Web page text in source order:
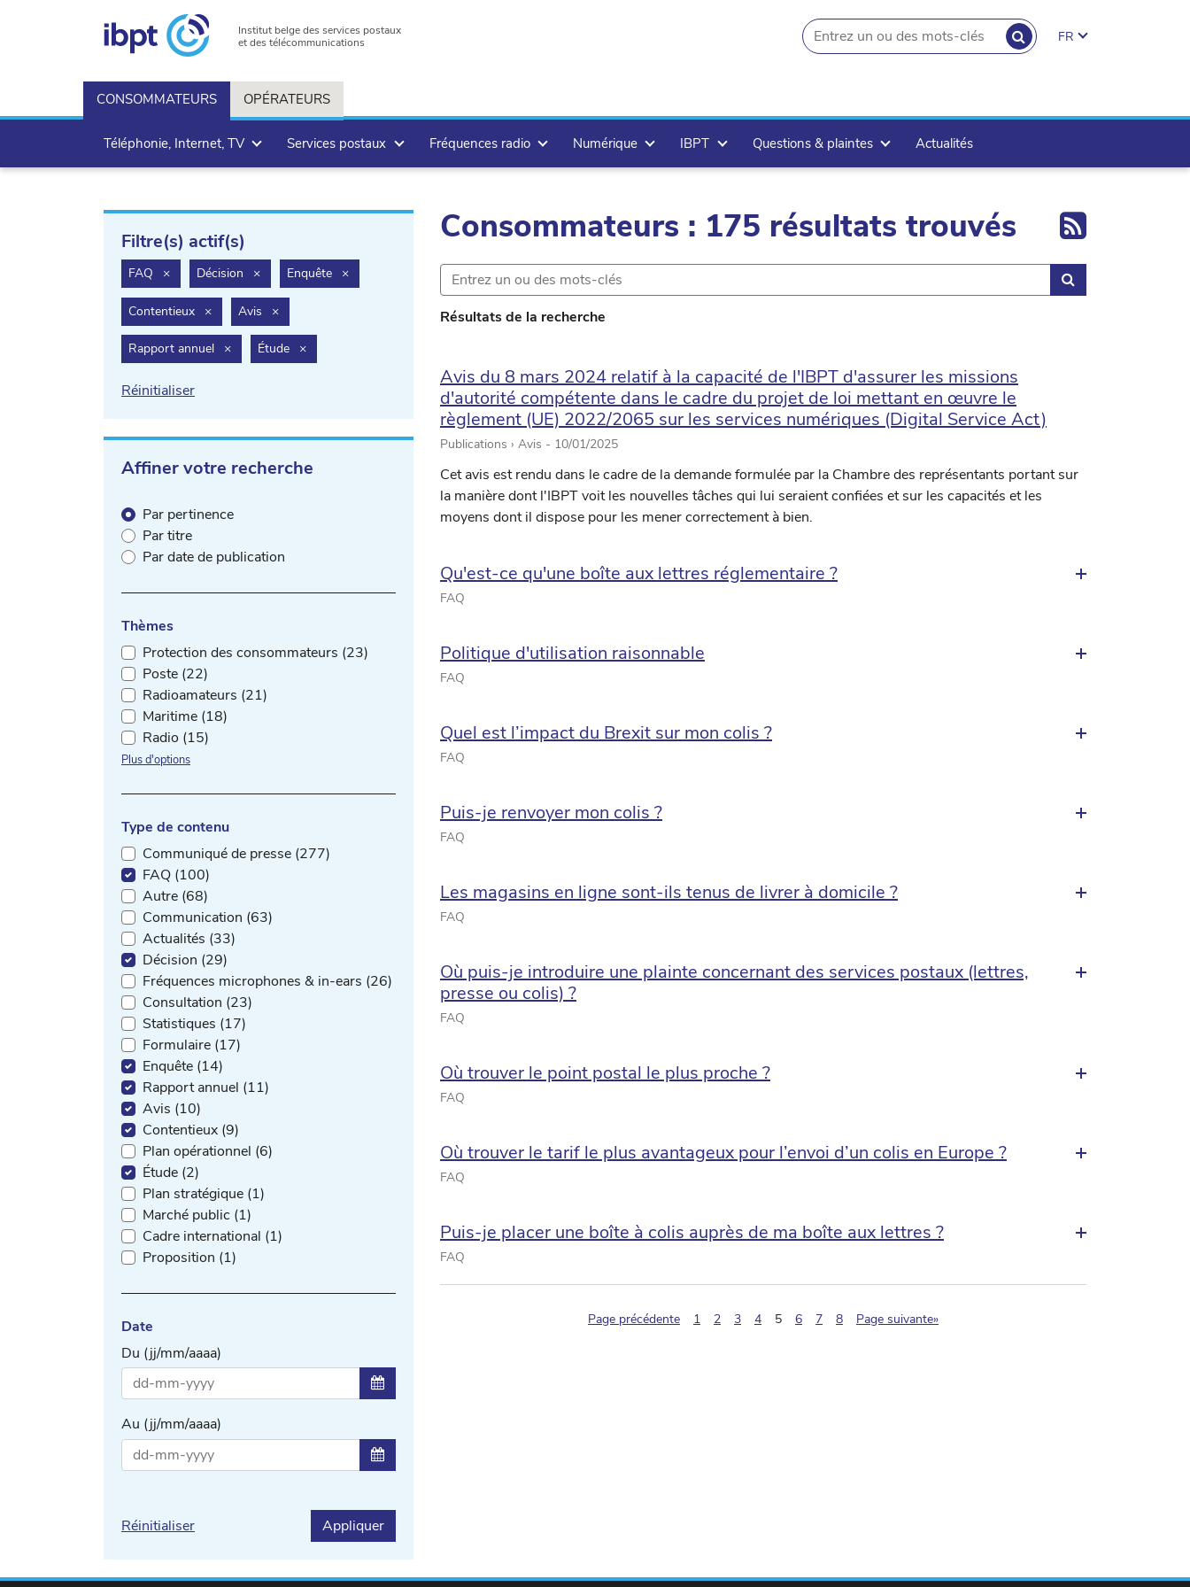
Institut belge des services postaux
et des télécommunications
RECHERCHER
search.button
FR
CONSOMMATEURS OPÉRATEURS
Téléphonie, Internet, TV Services postaux Fréquences radio Numérique IBPT Questions & plaintes Actualités
Filtre(s) actif(s)
FAQ ×filter.delete
Décision ×filter.delete
Enquête ×filter.delete
Contentieux ×filter.delete
Avis ×filter.delete
Rapport annuel ×filter.delete
Étude ×filter.delete
Réinitialiser
Affiner votre recherche
Par pertinence
Par titre
Par date de publication
Thèmes
Protection des consommateurs (23)
Poste (22)
Radioamateurs (21)
Maritime (18)
Radio (15)
Plus d'options
Type de contenu
Communiqué de presse (277)
FAQ (100)
Autre (68)
Communication (63)
Actualités (33)
Décision (29)
Fréquences microphones & in-ears (26)
Consultation (23)
Statistiques (17)
Formulaire (17)
Enquête (14)
Rapport annuel (11)
Avis (10)
Contentieux (9)
Plan opérationnel (6)
Étude (2)
Plan stratégique (1)
Marché public (1)
Cadre international (1)
Proposition (1)
Date
Du (jj/mm/aaaa)
Sélectionner une date ...
Au (jj/mm/aaaa)
Sélectionner une date ...
Réinitialiser Appliquer
Consommateurs : 175 résultats trouvés Export
Résultats de la recherche
Avis du 8 mars 2024 relatif à la capacité de l'IBPT d'assurer les missions
d'autorité compétente dans le cadre du projet de loi mettant en œuvre le
règlement (UE) 2022/2065 sur les services numériques (Digital Service Act)
Publications › Avis - 10/01/2025
Cet avis est rendu dans le cadre de la demande formulée par la Chambre des représentants portant sur
la manière dont l'IBPT voit les nouvelles tâches qui lui seraient confiées et sur les capacités et les
moyens dont il dispose pour les mener correctement à bien.
Qu'est-ce qu'une boîte aux lettres réglementaire ?
FAQ
Politique d'utilisation raisonnable
FAQ
Quel est l’impact du Brexit sur mon colis ?
FAQ
Puis-je renvoyer mon colis ?
FAQ
Les magasins en ligne sont-ils tenus de livrer à domicile ?
FAQ
Où puis-je introduire une plainte concernant des services postaux (lettres,
presse ou colis) ?
FAQ
Où trouver le point postal le plus proche ?
FAQ
Où trouver le tarif le plus avantageux pour l’envoi d’un colis en Europe ?
FAQ
Puis-je placer une boîte à colis auprès de ma boîte aux lettres ?
FAQ
Page précédente 1 2 3 4 5(pagination.current)
6 7 8 Page suivante»